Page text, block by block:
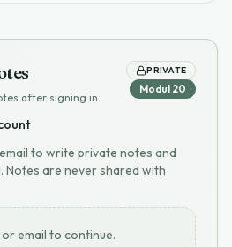
after signing in.
PRIVATE
Modul 20
to write private notes and
Notes are never shared with
email to continue.